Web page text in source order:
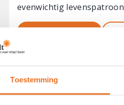
Toestemming
evenwichtig
Meer informatie